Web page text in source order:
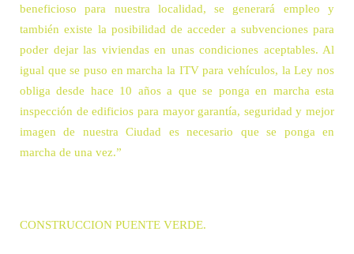
beneficioso para nuestra localidad, se generará empleo y
también existe la posibilidad de acceder a subvenciones para
poder dejar las viviendas en unas condiciones aceptables. Al
igual que se puso en marcha la ITV para vehículos, la Ley nos
obliga desde hace 10 años a que se ponga en marcha esta
inspección de edificios para mayor garantía, seguridad y mejor
imagen de nuestra Ciudad es necesario que se ponga en
marcha de una vez.”
CONSTRUCCION PUENTE VERDE.